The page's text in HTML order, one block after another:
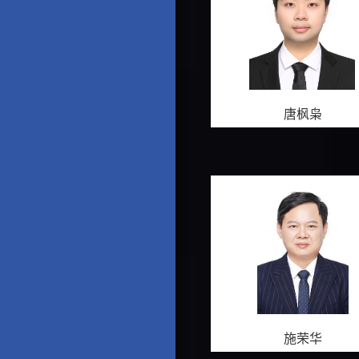
唐枫枭
施荣华